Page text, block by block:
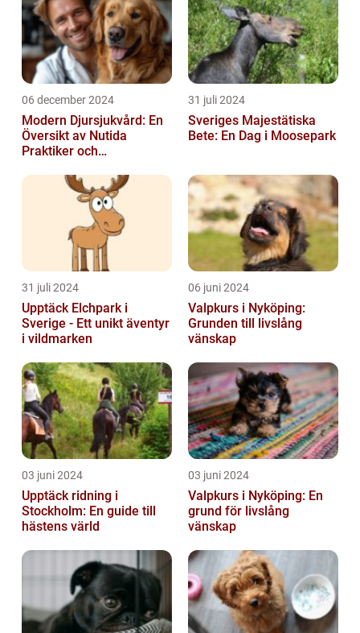
06 december 2024
Modern Djursjukvård: En
Översikt av Nutida
Praktiker och
31 juli 2024
Sveriges Majestätiska
Bete: En Dag i Moosepark
31 juli 2024
Upptäck Elchpark i
Sverige - Ett unikt äventyr
i vildmarken
06 juni 2024
Valpkurs i Nyköping:
Grunden till livslång
vänskap
03 juni 2024
Upptäck ridning i
Stockholm: En guide till
hästens värld
03 juni 2024
Valpkurs i Nyköping: En
grund för livslång
vänskap